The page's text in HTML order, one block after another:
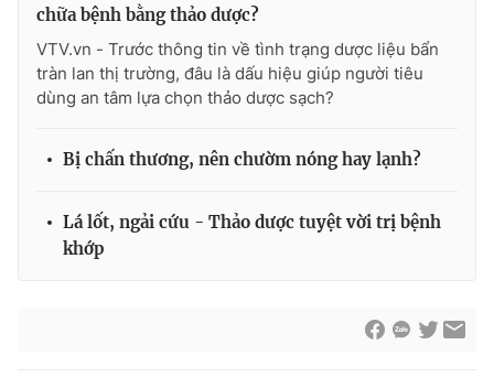
chữa bệnh bằng thảo dược?
VTV.vn - Trước thông tin về tình trạng dược liệu bẩn
tràn lan thị trường, đâu là dấu hiệu giúp người tiêu
dùng an tâm lựa chọn thảo dược sạch?
Bị chấn thương, nên chườm nóng hay lạnh?
Lá lốt, ngải cứu - Thảo dược tuyệt vời trị bệnh
khớp